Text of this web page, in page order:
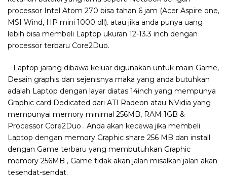
processor Intel Atom 270 bisa tahan 6 jam (Acer Aspire one,
MSI Wind, HP mini 1000 dll). atau jika anda punya uang
lebih bisa membeli Laptop ukuran 12-13.3 inch dengan
processor terbaru Core2Duo.
– Laptop jarang dibawa keluar digunakan untuk main Game,
Desain graphis dan sejenisnya maka yang anda butuhkan
adalah Laptop dengan layar diatas 14inch yang mempunya
Graphic card Dedicated dari ATI Radeon atau NVidia yang
mempunyai memory minimal 256MB, RAM 1GB &
Processor Core2Duo . Anda akan kecewa jika membeli
Laptop dengan memory Graphic share 256 MB dan install
dengan Game terbaru yang membutuhkan Graphic
memory 256MB , Game tidak akan jalan misalkan jalan akan
tesendat-sendat.